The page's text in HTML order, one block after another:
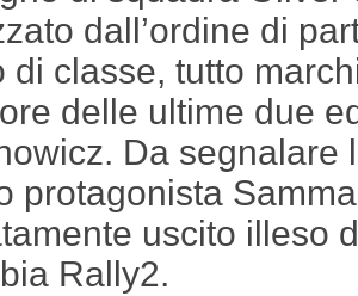
dall’ordine di
di classe, tutto
delle ultime due
Da segnalare
protagonista
uscito illeso
Rally2.